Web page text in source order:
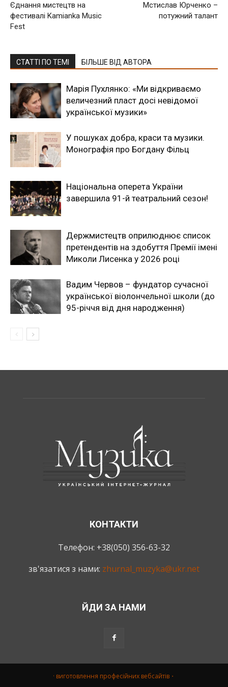
Єднання мистецтв на
фестивалі Kamianka Music
Fest
Мстислав Юрченко –
потужний талант
СТАТТІ ПО ТЕМІ БІЛЬШЕ ВІД АВТОРА
Марія Пухлянко: «Ми відкриваємо
величезний пласт досі невідомої
української музики»
У пошуках добра, краси та музики.
Монографія про Богдану Фільц
Національна оперета України
завершила 91-й театральний сезон!
Держмистецтв оприлюднює список
претендентів на здобуття Премії імені
Миколи Лисенка у 2026 році
Вадим Червов – фундатор сучасної
української віолончельної школи (до
95-річчя від дня народження)
КОНТАКТИ
Телефон: +38(050) 356-63-32
зв'язатися з нами: zhurnal_muzyka@ukr.net
ЙДИ ЗА НАМИ
· виготовлення професійних вебсайтів・